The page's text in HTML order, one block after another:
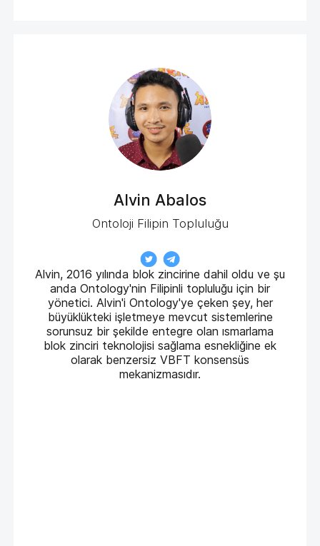
Alvin Abalos
Ontoloji Filipin Topluluğu
Alvin, 2016 yılında blok zincirine dahil oldu ve şu
anda Ontology'nin Filipinli topluluğu için bir
yönetici. Alvin'i Ontology'ye çeken şey, her
büyüklükteki işletmeye mevcut sistemlerine
sorunsuz bir şekilde entegre olan ısmarlama
blok zinciri teknolojisi sağlama esnekliğine ek
olarak benzersiz VBFT konsensüs
mekanizmasıdır.